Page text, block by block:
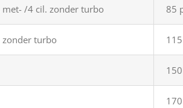
met- /4 cil. zonder turbo 85
zonder turbo